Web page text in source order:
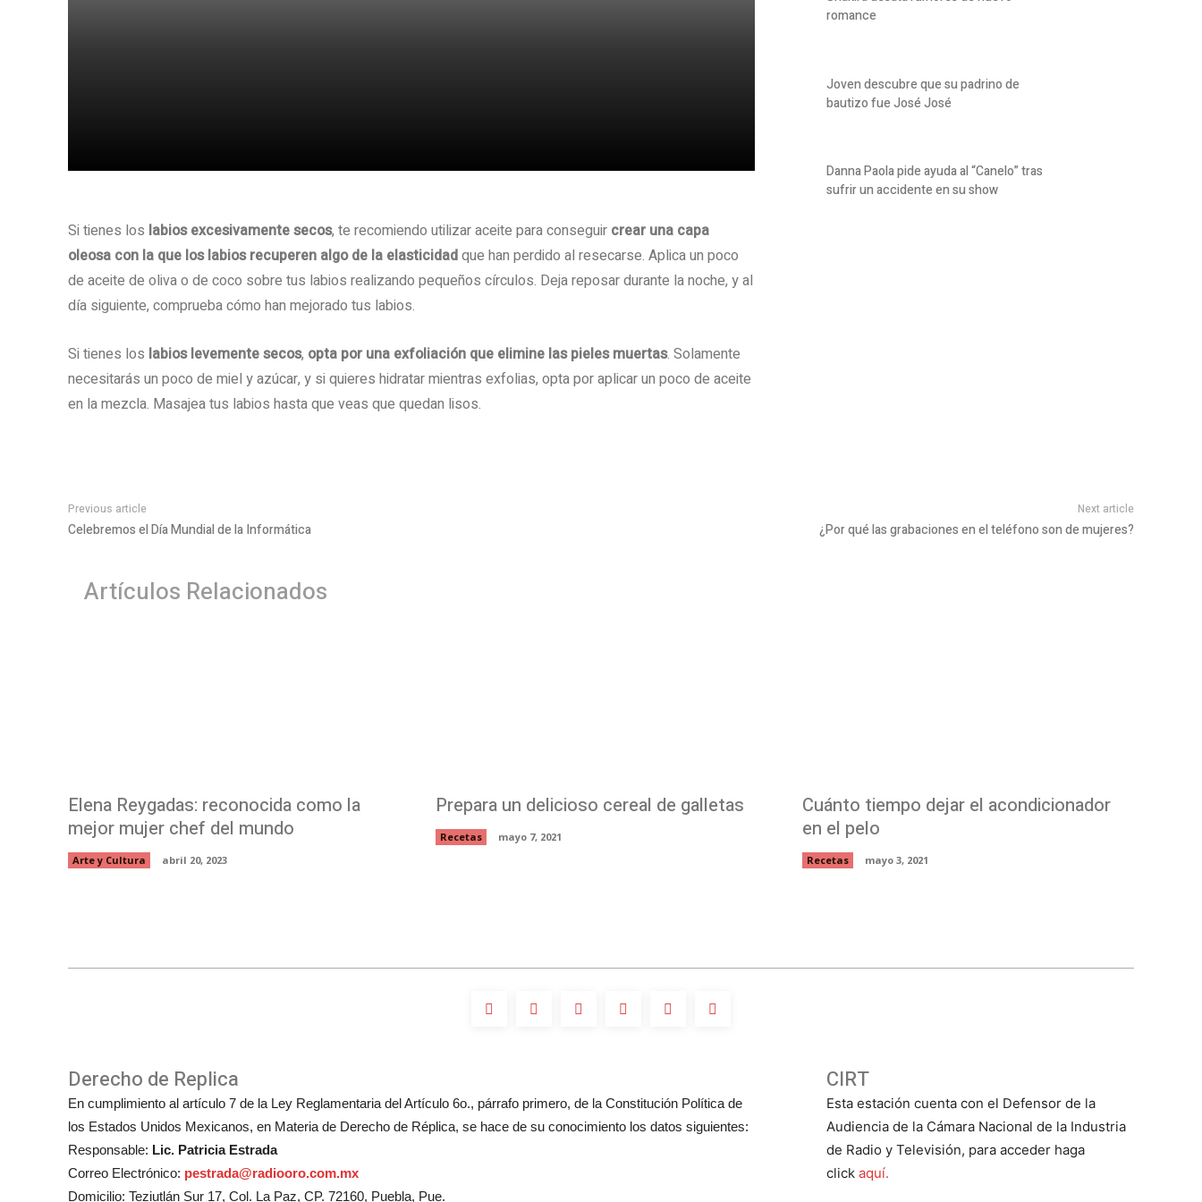
Si tienes los labios excesivamente secos, te recomiendo utilizar aceite para conseguir crear una capa
oleosa con la que los labios recuperen algo de la elasticidadque han perdido al resecarse. Aplica un poco
de aceite de oliva o de coco sobre tus labios realizando pequeños círculos. Deja reposar durante la noche, y al
día siguiente, comprueba cómo han mejorado tus labios.
Si tienes los labios levemente secos, opta por una exfoliación que elimine las pieles muertas. Solamente
necesitarás un poco de miel y azúcar, y si quieres hidratar mientras exfolias, opta por aplicar un poco de aceite
en la mezcla. Masajea tus labios hasta que veas que quedan lisos.
romance
Joven descubre que su padrino de
bautizo fue José José
Danna Paola pide ayuda al “Canelo” tras
sufrir un accidente en su show
Previous article
Celebremos el Día Mundial de la Informática
Next article
¿Por qué las grabaciones en el teléfono son de mujeres?
Artículos Relacionados
Elena Reygadas: reconocida como la
mejor mujer chef del mundo
Arte y Cultura abril 20, 2023
Prepara un delicioso cereal de galletas
Recetas mayo 7, 2021
Cuánto tiempo dejar el acondicionador
en el pelo
Recetas mayo 3, 2021
Derecho de Replica
En cumplimiento al artículo 7 de la Ley Reglamentaria del Artículo 6o., párrafo primero, de la Constitución Política de
los Estados Unidos Mexicanos, en Materia de Derecho de Réplica, se hace de su conocimiento los datos siguientes:
Responsable: Lic. Patricia Estrada
Correo Electrónico: pestrada@radiooro.com.mx
Domicilio: Teziutlán Sur 17, Col. La Paz, CP. 72160, Puebla, Pue.
CIRT
Esta estación cuenta con el Defensor de la
Audiencia de la Cámara Nacional de la Industria
de Radio y Televisión, para acceder haga
click aquí.